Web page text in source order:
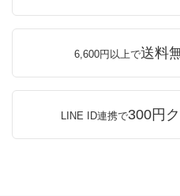
6,600円以上で送料
LINE ID連携で300円